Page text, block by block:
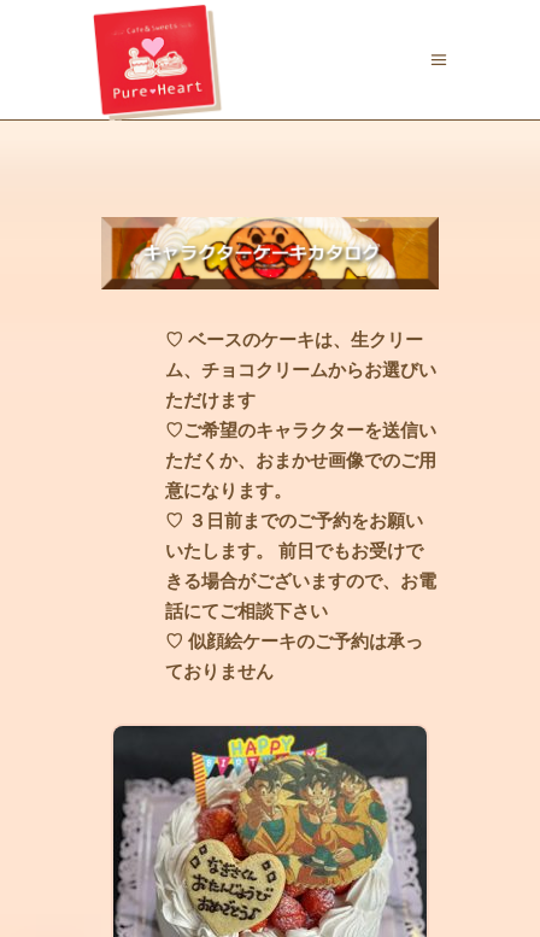
♡ ベースのケーキは、生クリー
ム、チョコクリームからお選びい
ただけます
♡ご希望のキャラクターを送信い
ただくか、 おまかせ画像でのご用
意になります。
♡ ３日前までのご予約をお願い
いたします。 前日でもお受けで
きる場合がございますので、お電
話にてご相談下さい
♡ 似顔絵ケーキのご予約は承っ
ておりません